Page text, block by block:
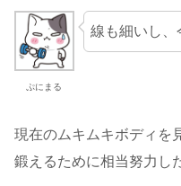
ぷにまる
線も細いし
現在のムキムキボディを
鍛えるために相当努力し